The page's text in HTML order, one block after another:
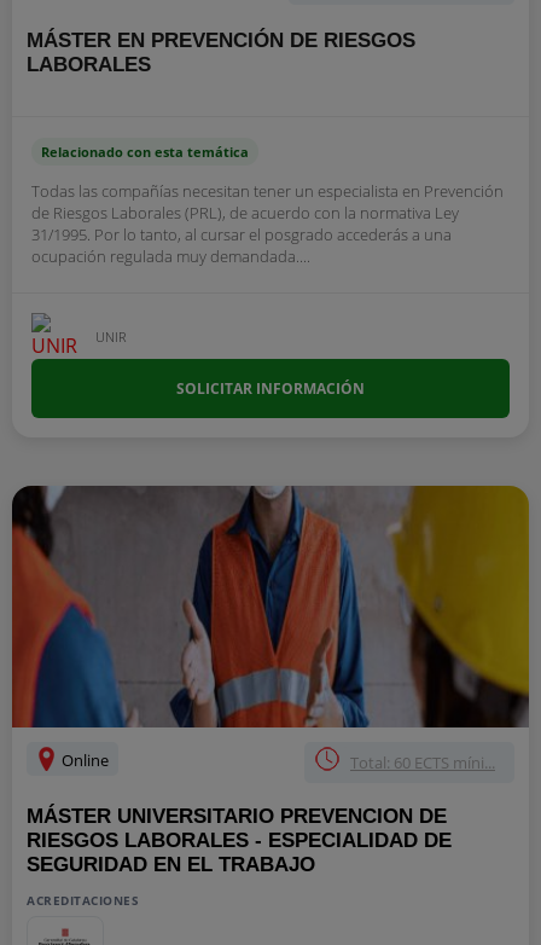
MÁSTER EN PREVENCIÓN DE RIESGOS
LABORALES
Relacionado con esta temática
Todas las compañías necesitan tener un especialista en Prevención
de Riesgos Laborales (PRL), de acuerdo con la normativa Ley
31/1995. Por lo tanto, al cursar el posgrado accederás a una
ocupación regulada muy demandada....
UNIR
SOLICITAR INFORMACIÓN
Online Total: 60 ECTS míni...
MÁSTER UNIVERSITARIO PREVENCION DE
RIESGOS LABORALES - ESPECIALIDAD DE
SEGURIDAD EN EL TRABAJO
ACREDITACIONES